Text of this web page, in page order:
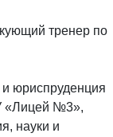
тренер по
юриспруденция
«Лицей №3»,
науки и